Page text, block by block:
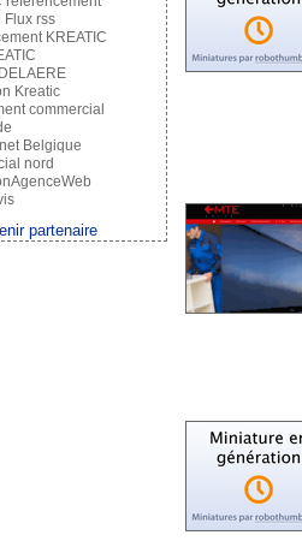
Flux rss
KREATIC
Kreatic
commercial
Belgique
nord
partenaire